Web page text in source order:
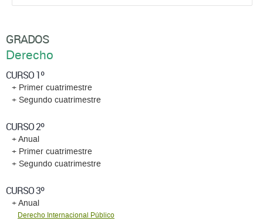
GRADOS
Derecho
CURSO 1º
+ Primer cuatrimestre
+ Segundo cuatrimestre
CURSO 2º
+ Anual
+ Primer cuatrimestre
+ Segundo cuatrimestre
CURSO 3º
+ Anual
Derecho Internacional Público